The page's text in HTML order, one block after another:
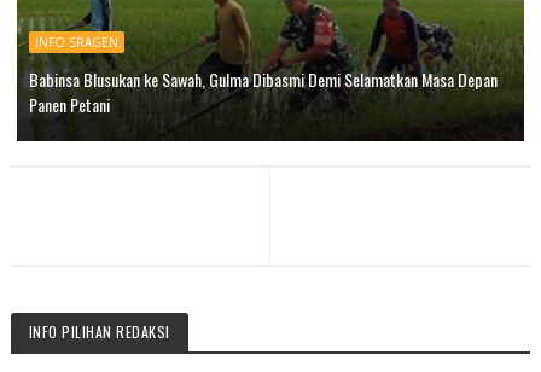
INFO SRAGEN
Babinsa Blusukan ke Sawah, Gulma Dibasmi Demi Selamatkan Masa Depan
Panen Petani
INFO PILIHAN REDAKSI